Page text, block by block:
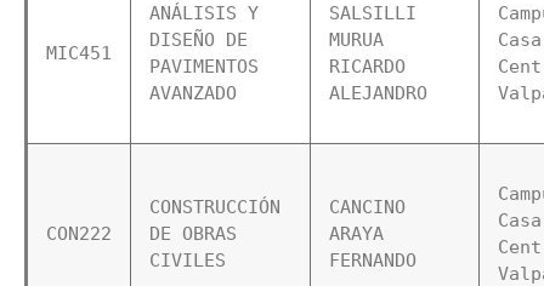
MIC451
ANÁLISIS Y
DISEÑO DE
PAVIMENTOS
AVANZADO
SALSILLI
MURUA
RICARDO
ALEJANDRO
Casa
CON222
CONSTRUCCIÓN
DE OBRAS
CIVILES
CANCINO
ARAYA
FERNANDO
Casa